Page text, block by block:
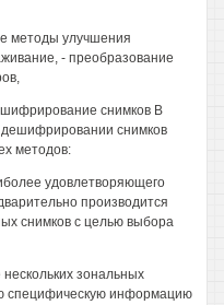
методы улучшения
- преобразование
снимков В
снимков
методов:
удовлетворяющего
производится
снимков с целью выбора
зональных
специфическую информацию